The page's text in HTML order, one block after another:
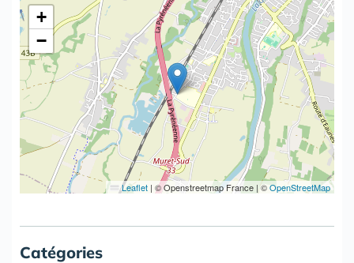
+
−
Leaflet | © Openstreetmap France | ©OpenStreetMap
Catégories